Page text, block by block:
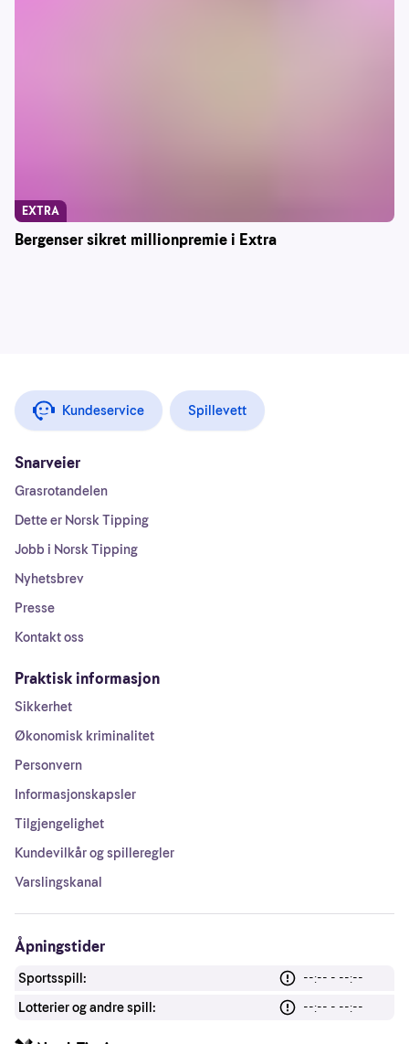
Bergenser sikret millionpremie i Extra
EXTRA
Kundeservice Spillevett
Snarveier
Grasrotandelen
Dette er Norsk Tipping
Jobb i Norsk Tipping
Nyhetsbrev
Presse
Kontakt oss
Praktisk informasjon
Sikkerhet
Økonomisk kriminalitet
Personvern
Informasjonskapsler
Tilgjengelighet
Kundevilkår og spilleregler
Varslingskanal
Åpningstider
Sportsspill:
--:-- - --:--
Lotterier og andre spill:
--:-- - --:--